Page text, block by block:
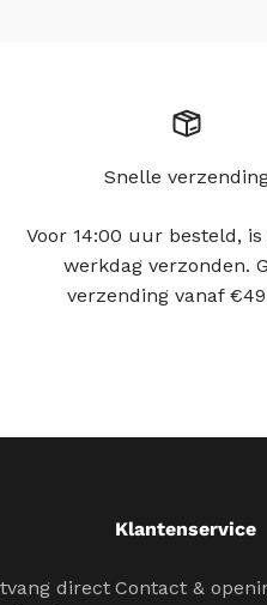
Snelle
Voor 14:00 uur besteld,
werkdag verzonden.
verzending vanaf
direct
Klantenservice
Contact &